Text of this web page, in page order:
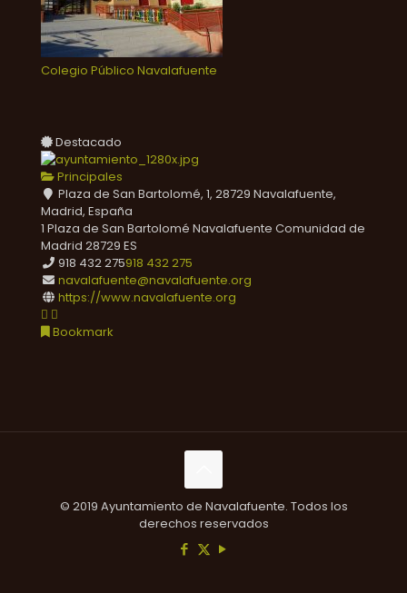
Colegio Público Navalafuente
Destacado
Principales
Plaza de San Bartolomé, 1, 28729 Navalafuente,
Madrid, España
1 Plaza de San Bartolomé Navalafuente Comunidad de
Madrid 28729 ES
918 432 275918 432 275
navalafuente@navalafuente.org
https://www.navalafuente.org
Bookmark
© 2019 Ayuntamiento de Navalafuente. Todos los
derechos reservados